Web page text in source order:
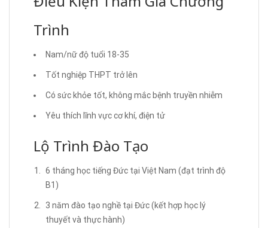
Trình
Nam/nữ độ tuổi 18-35
Tốt nghiệp THPT trở lên
Có sức khỏe tốt, không mắc bệnh truyền nhiễm
Yêu thích lĩnh vực cơ khí, điện tử
Lộ Trình Đào Tạo
6 tháng học tiếng Đức tại Việt Nam (đạt trình độ
B1)
3 năm đào tạo nghề tại Đức (kết hợp học lý
thuyết và thực hành)